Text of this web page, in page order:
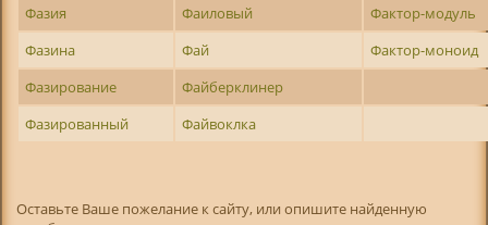
Фазия
Фаиловый
Фактор-модуль
Фазина
Фай
Фактор-моноид
Фазирование
Файберклинер
Фазированный
Файвоклка
Оставьте Ваше пожелание к сайту, или опишите найденную